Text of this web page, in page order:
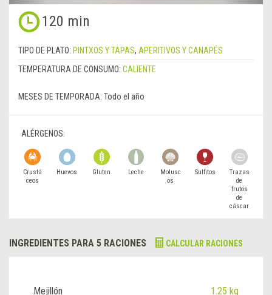
120 min
TIPO DE PLATO: PINTXOS Y TAPAS, APERITIVOS Y CANAPÉS
TEMPERATURA DE CONSUMO: CALIENTE
MESES DE TEMPORADA: Todo el año
ALÉRGENOS:
Crustá
ceos
Huevos Gluten Leche
Molusc
os
Sulfitos
Trazas
de
frutos
de
cáscar
INGREDIENTES PARA 5 RACIONES CALCULAR RACIONES
Mejillón
1.25 kg